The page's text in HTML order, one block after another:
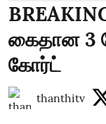
கைதான 3
கோர்ட்
thanthitv